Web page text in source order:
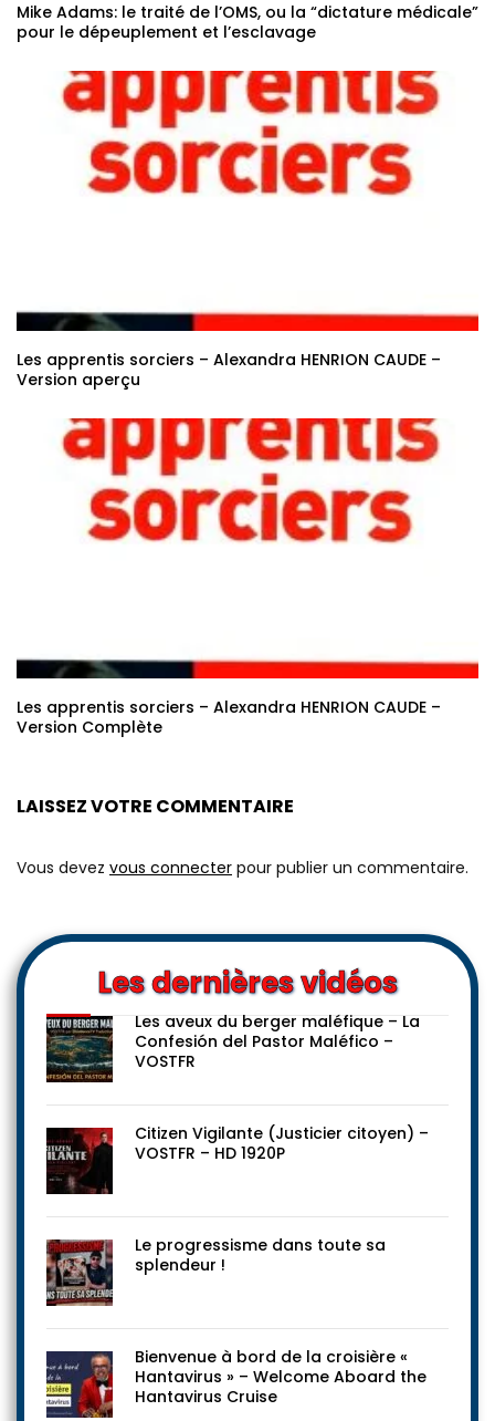
Mike Adams: le traité de l’OMS, ou la “dictature médicale”
pour le dépeuplement et l’esclavage
Les apprentis sorciers – Alexandra HENRION CAUDE –
Version aperçu
Les apprentis sorciers – Alexandra HENRION CAUDE –
Version Complète
LAISSEZ VOTRE COMMENTAIRE
Vous devez vous connecter pour publier un commentaire.
Les dernières vidéos
Les aveux du berger maléfique – La
Confesión del Pastor Maléfico –
VOSTFR
Citizen Vigilante (Justicier citoyen) –
VOSTFR – HD 1920P
Le progressisme dans toute sa
splendeur !
Bienvenue à bord de la croisière «
Hantavirus » – Welcome Aboard the
Hantavirus Cruise